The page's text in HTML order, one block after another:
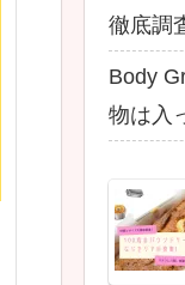
徹底調
Body
物は入